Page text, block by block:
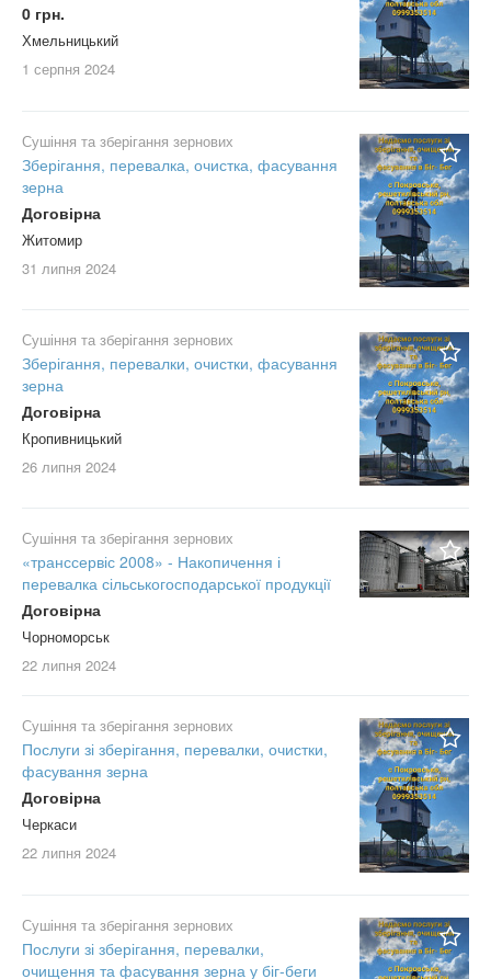
0 грн.
Хмельницький
1 серпня 2024
Сушіння та зберігання зернових
Зберігання, перевалка, очистка, фасування
зерна
Договірна
Житомир
31 липня 2024
Сушіння та зберігання зернових
Зберігання, перевалки, очистки, фасування
зерна
Договірна
Кропивницький
26 липня 2024
Сушіння та зберігання зернових
«транссервіс 2008» - Накопичення і
перевалка сільськогосподарської продукції
Договірна
Чорноморськ
22 липня 2024
Сушіння та зберігання зернових
Послуги зі зберігання, перевалки, очистки,
фасування зерна
Договірна
Черкаси
22 липня 2024
Сушіння та зберігання зернових
Послуги зі зберігання, перевалки,
очищення та фасування зерна у біг-беги